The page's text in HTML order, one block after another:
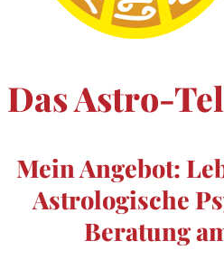
Das Astro-
Mein Angebot:
Astrologische
Beratung